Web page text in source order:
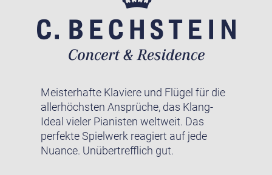
Meisterhafte Klaviere und Flügel für die
allerhöchsten Ansprüche, das Klang-
Ideal vieler Pianisten weltweit. Das
perfekte Spielwerk reagiert auf jede
Nuance. Unübertrefflich gut.